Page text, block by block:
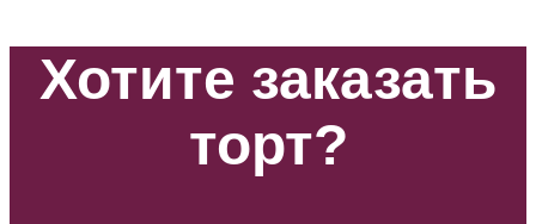
Хотите заказать
торт?